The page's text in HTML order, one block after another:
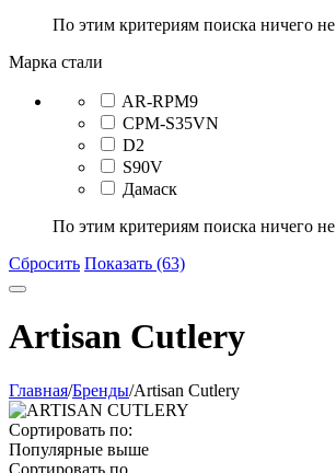
По этим критериям поиска ничего
Марка стали
AR-RPM9
CPM-S35VN
D2
S90V
Дамаск
По этим критериям поиска ничего
Сбросить Показать (63)
Artisan Cutlery
Главная/Бренды/Artisan Cutlery
Сортировать по:
Популярные выше
Сортировать по